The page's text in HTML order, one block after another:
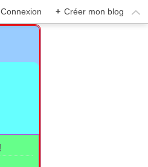
Connexion + Créer mon blog